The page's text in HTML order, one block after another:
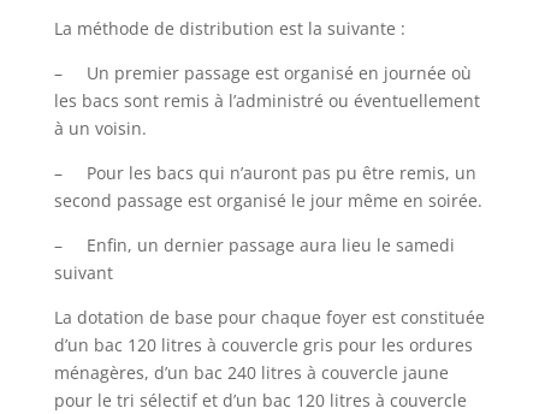
La méthode de distribution est la suivante :
– Un premier passage est organisé en journée où
les bacs sont remis à l’administré ou éventuellement
à un voisin.
– Pour les bacs qui n’auront pas pu être remis, un
second passage est organisé le jour même en soirée.
– Enfin, un dernier passage aura lieu le samedi
suivant
La dotation de base pour chaque foyer est constituée
d’un bac 120 litres à couvercle gris pour les ordures
ménagères, d’un bac 240 litres à couvercle jaune
pour le tri sélectif et d’un bac 120 litres à couvercle